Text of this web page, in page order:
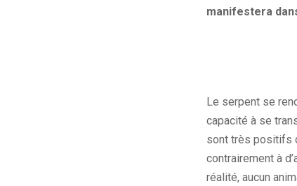
manifestera
Le serpent se
capacité à se
sont très positifs
contrairement à
réalité, aucun